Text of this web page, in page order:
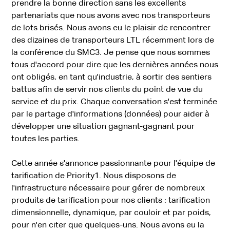
prendre la bonne direction sans les excellents
partenariats que nous avons avec nos transporteurs
de lots brisés. Nous avons eu le plaisir de rencontrer
des dizaines de transporteurs LTL récemment lors de
la conférence du SMC3. Je pense que nous sommes
tous d'accord pour dire que les dernières années nous
ont obligés, en tant qu'industrie, à sortir des sentiers
battus afin de servir nos clients du point de vue du
service et du prix. Chaque conversation s'est terminée
par le partage d'informations (données) pour aider à
développer une situation gagnant-gagnant pour
toutes les parties.
Cette année s'annonce passionnante pour l'équipe de
tarification de Priority1. Nous disposons de
l'infrastructure nécessaire pour gérer de nombreux
produits de tarification pour nos clients : tarification
dimensionnelle, dynamique, par couloir et par poids,
pour n'en citer que quelques-uns. Nous avons eu la